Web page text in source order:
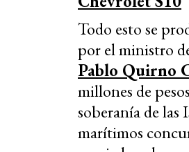
Todo esto se
por el ministro
Pablo Quirno
millones de
soberanía de las
marítimos